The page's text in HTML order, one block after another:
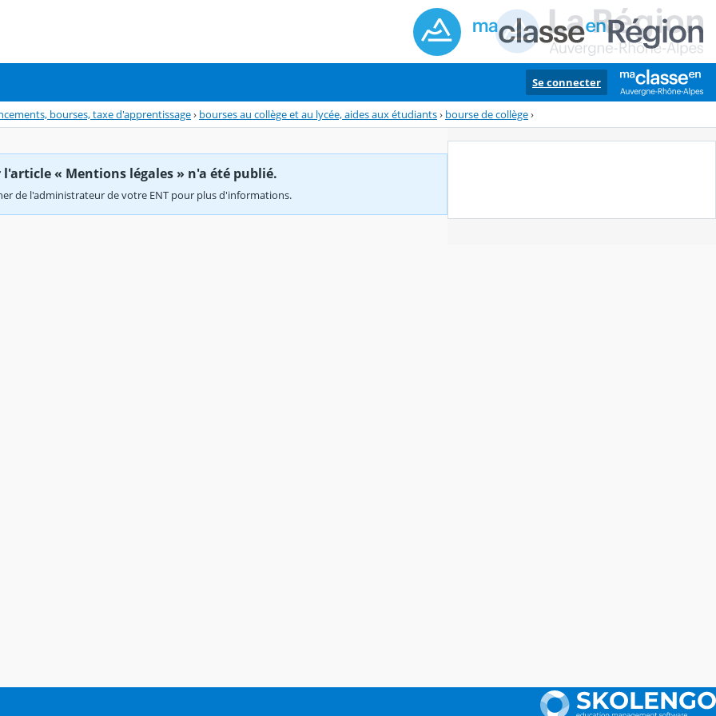
Se connecter
bourses, taxe d'apprentissage› bourses au collège et au lycée, aides aux étudiants› bourse de collège›
« Mentions légales » n'a été publié.
de l'administrateur de votre ENT pour plus d'informations.